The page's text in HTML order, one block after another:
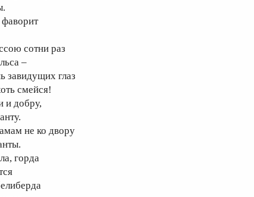
сотни раз
–
завидущих глаз
смейся!
и добру,
не ко двору
горда